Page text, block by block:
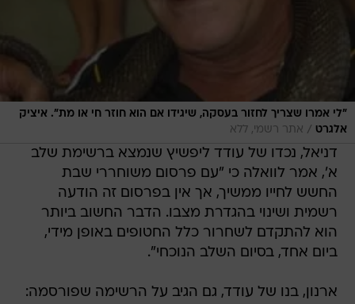
"לי אמרו שצריך לחזור בעסקה, שיגידו אם הוא חוזר חי או מת". איציק
אלגרט / אתר רשמי, ללא
דניאל, נכדו של עודד ליפשיץ שנמצא ברשימת שלב
א', אמר לוואלה כי "עם פרסום משוחררי שבת
החשש לחייו ממשיך, אך אין בפרסום זה הודעה
רשמית ושינוי בהגדרת מצבו. הדבר החשוב ביותר
הוא להתקדם לשחרור כלל החטופים באופן מידי,
ביום אחד, בסיום השלב הנוכחי".
ארנון, בנו של עודד, גם הגיב על הרשימה שפורסמה: